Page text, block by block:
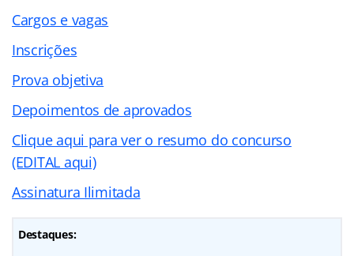
Cargos e vagas
Inscrições
Prova objetiva
Depoimentos de aprovados
Clique aqui para ver o resumo do concurso
(EDITAL aqui)
Assinatura Ilimitada
Destaques: